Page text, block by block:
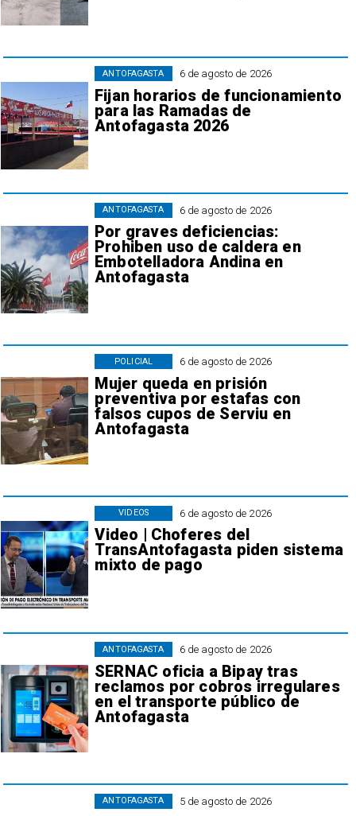
6 de agosto de 2026
Fijan horarios de funcionamiento
para las Ramadas de
Antofagasta 2026
ANTOFAGASTA
6 de agosto de 2026
Por graves deficiencias:
Prohiben uso de caldera en
Embotelladora Andina en
Antofagasta
ANTOFAGASTA
6 de agosto de 2026
Mujer queda en prisión
preventiva por estafas con
falsos cupos de Serviu en
Antofagasta
POLICIAL
6 de agosto de 2026
Video | Choferes del
TransAntofagasta piden sistema
mixto de pago
VIDEOS
6 de agosto de 2026
SERNAC oficia a Bipay tras
reclamos por cobros irregulares
en el transporte público de
Antofagasta
ANTOFAGASTA
5 de agosto de 2026
ANTOFAGASTA